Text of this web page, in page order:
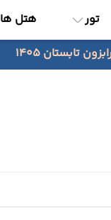
تور هتل ها
تابستان 1405